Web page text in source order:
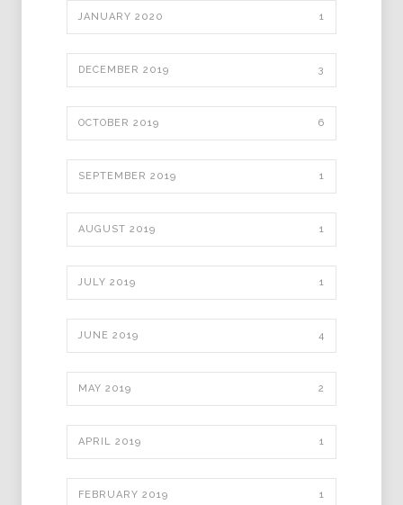
JANUARY 2020 1
DECEMBER 2019 3
OCTOBER 2019 6
SEPTEMBER 2019 1
AUGUST 2019 1
JULY 2019 1
JUNE 2019 4
MAY 2019 2
APRIL 2019 1
FEBRUARY 2019 1